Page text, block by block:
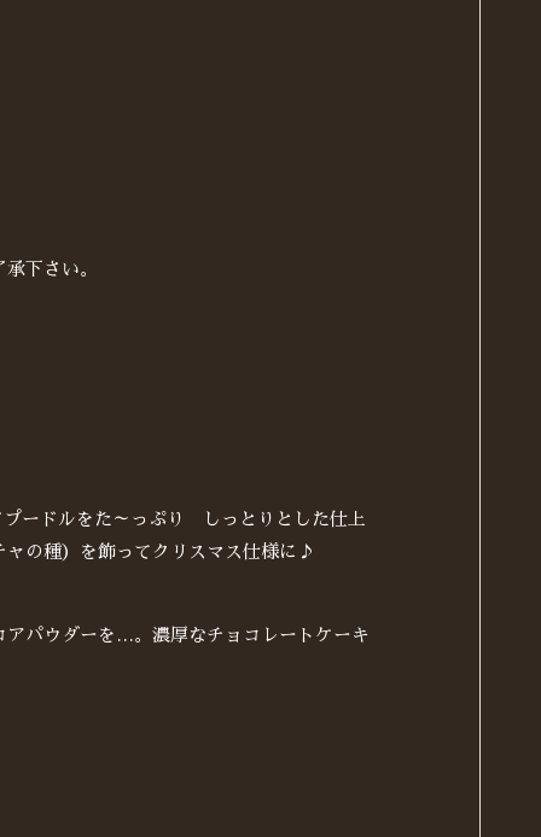
下さい。
ードルをた～っぷり しっとりとした仕上
の種）を飾ってクリスマス仕様に♪
パウダーを…。濃厚なチョコレートケーキ